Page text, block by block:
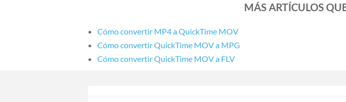
MÁS ARTÍCULOS
Cómo convertir MP4 a QuickTime MOV
Cómo convertir QuickTime MOV a MPG
Cómo convertir QuickTime MOV a FLV